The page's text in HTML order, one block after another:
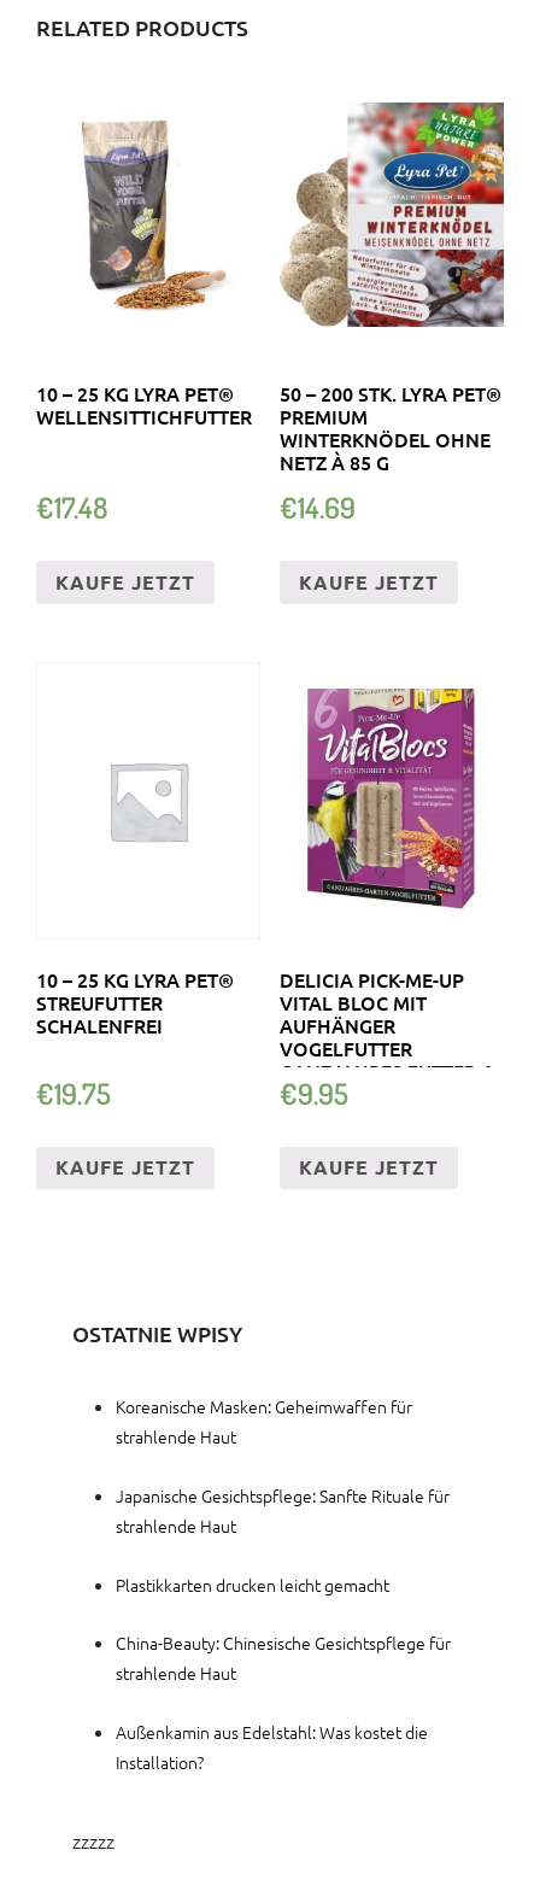
RELATED PRODUCTS
10 – 25 KG LYRA PET®
WELLENSITTICHFUTTER
€17.48
KAUFE JETZT
50 – 200 STK. LYRA PET®
PREMIUM
WINTERKNÖDEL OHNE
NETZ À 85 G
€14.69
KAUFE JETZT
10 – 25 KG LYRA PET®
STREUFUTTER
SCHALENFREI
€19.75
KAUFE JETZT
DELICIA PICK-ME-UP
VITAL BLOC MIT
AUFHÄNGER
VOGELFUTTER
GANZJAHRES FUTTER 6
STC
€9.95
KAUFE JETZT
OSTATNIE WPISY
Koreanische Masken: Geheimwaffen für
strahlende Haut
Japanische Gesichtspflege: Sanfte Rituale für
strahlende Haut
Plastikkarten drucken leicht gemacht
China-Beauty: Chinesische Gesichtspflege für
strahlende Haut
Außenkamin aus Edelstahl: Was kostet die
Installation?
zzzzz